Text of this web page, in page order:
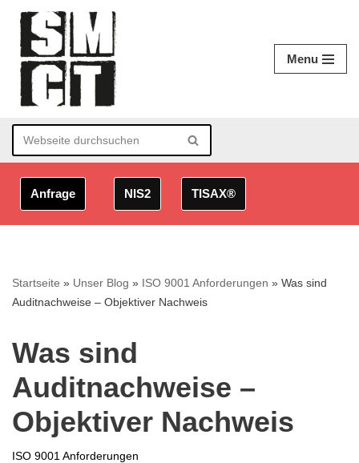
Zum
Inhalt
springen
Menu
Anfrage NIS2 TISAX®
Startseite » Unser Blog » ISO 9001 Anforderungen » Was sind
Auditnachweise – Objektiver Nachweis
Was sind
Auditnachweise –
Objektiver Nachweis
ISO 9001 Anforderungen